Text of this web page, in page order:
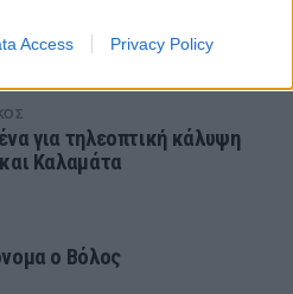
Access Privacy Policy
για τηλεοπτική κάλυψη
Καλαμάτα
ο Βόλος